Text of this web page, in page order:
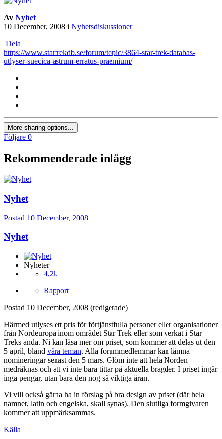
Av Nyhet
10 December, 2008 i Nyhetsdiskussioner
Dela
https://www.startrekdb.se/forum/topic/3864-star-trek-databas-
utlyser-suecica-astrum-erratus-praemium/
More sharing options...
Följare 0
Rekommenderade inlägg
Nyhet
Postad 10 December, 2008
Nyhet
Nyheter
4,2k
Rapport
Postad 10 December, 2008 (redigerade)
Härmed utlyses ett pris för förtjänstfulla personer eller organisationer
från Nordeuropa inom området Star Trek eller som verkat i Star
Treks anda. Ni kan läsa mer om priset, som kommer att delas ut den
5 april, bland våra teman. Alla forummedlemmar kan lämna
nomineringar senast den 5 mars. Glöm inte att hela Norden
medräknas och att vi inte bara tittar på aktuella bragder. I priset ingår
inga pengar, utan bara den nog så viktiga äran.
Vi vill också gärna ha in förslag på bra design av priset (där hela
namnet, latin och engelska, skall synas). Den slutliga formgivaren
kommer att uppmärksammas.
Källa